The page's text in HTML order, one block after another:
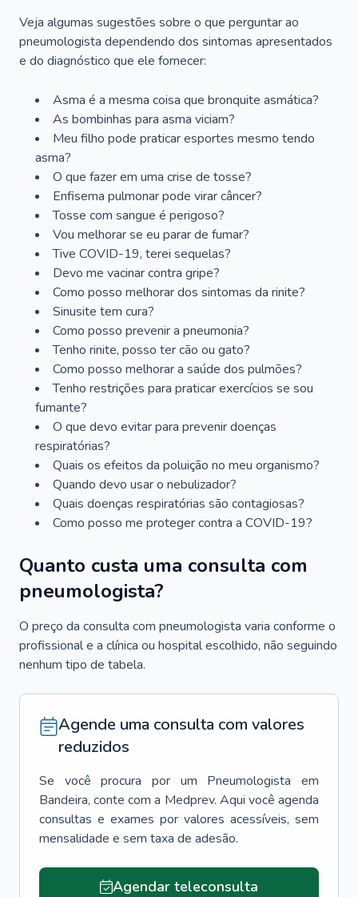
Veja algumas sugestões sobre o que perguntar ao
pneumologista dependendo dos sintomas apresentados
e do diagnóstico que ele fornecer:
Asma é a mesma coisa que bronquite asmática?
As bombinhas para asma viciam?
Meu filho pode praticar esportes mesmo tendo
asma?
O que fazer em uma crise de tosse?
Enfisema pulmonar pode virar câncer?
Tosse com sangue é perigoso?
Vou melhorar se eu parar de fumar?
Tive COVID-19, terei sequelas?
Devo me vacinar contra gripe?
Como posso melhorar dos sintomas da rinite?
Sinusite tem cura?
Como posso prevenir a pneumonia?
Tenho rinite, posso ter cão ou gato?
Como posso melhorar a saúde dos pulmões?
Tenho restrições para praticar exercícios se sou
fumante?
O que devo evitar para prevenir doenças
respiratórias?
Quais os efeitos da poluição no meu organismo?
Quando devo usar o nebulizador?
Quais doenças respiratórias são contagiosas?
Como posso me proteger contra a COVID-19?
Quanto custa uma consulta com
pneumologista?
O preço da consulta com pneumologista varia conforme o
profissional e a clínica ou hospital escolhido, não seguindo
nenhum tipo de tabela.
Agende uma consulta com valores
reduzidos
Se você procura por um Pneumologista
em
Bandeira, conte com a Medprev. Aqui você agenda
consultas e exames por valores acessíveis, sem
mensalidade e sem taxa de adesão.
Agendar teleconsulta